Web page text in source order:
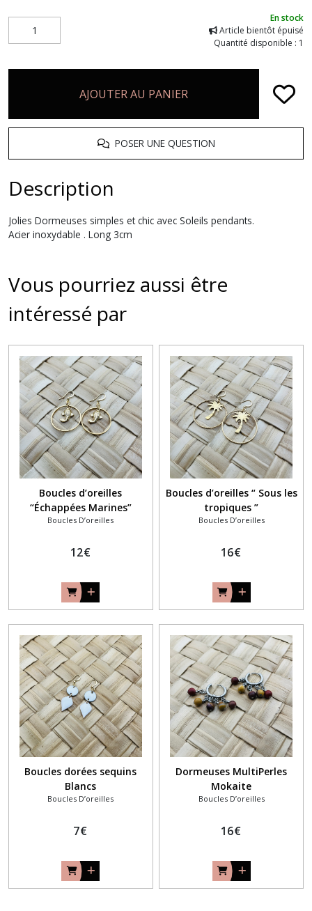
En stock
Article bientôt épuisé
Quantité disponible : 1
AJOUTER AU PANIER
POSER UNE QUESTION
Description
Jolies Dormeuses simples et chic avec Soleils pendants.
Acier inoxydable . Long 3cm
Vous pourriez aussi être
intéressé par
Boucles d’oreilles
“Échappées Marines”
Boucles D’oreilles
12€
Boucles d’oreilles “ Sous les
tropiques ”
Boucles D’oreilles
16€
Boucles dorées sequins
Blancs
Boucles D’oreilles
7€
Dormeuses MultiPerles
Mokaite
Boucles D’oreilles
16€